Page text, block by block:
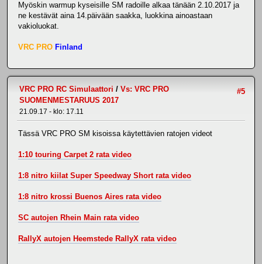
Myöskin warmup kyseisille SM radoille alkaa tänään 2.10.2017 ja
ne kestävät aina 14.päivään saakka, luokkina ainoastaan
vakioluokat.
VRC PRO Finland
#5
VRC PRO RC Simulaattori / Vs: VRC PRO
SUOMENMESTARUUS 2017
21.09.17 - klo: 17.11
Tässä VRC PRO SM kisoissa käytettävien ratojen videot
1:10 touring Carpet 2 rata video
1:8 nitro kiilat Super Speedway Short rata video
1:8 nitro krossi Buenos Aires rata video
SC autojen Rhein Main rata video
RallyX autojen Heemstede RallyX rata video